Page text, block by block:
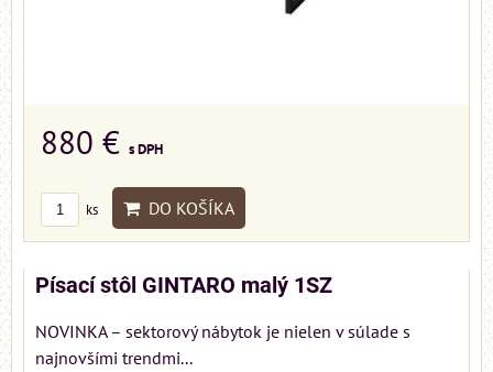
880 € s DPH
ks DO KOŠÍKA
Písací stôl GINTARO malý 1SZ
NOVINKA – sektorový nábytok je nielen v súlade s
najnovšími trendmi...